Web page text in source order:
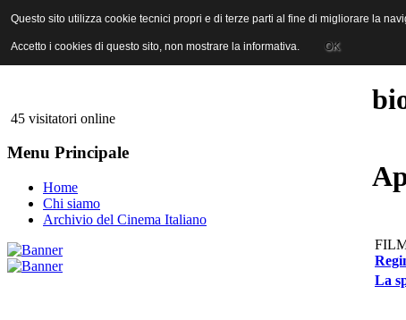
ANICA | Associazione Nazionale Industrie Cinematografiche
45 visitatori online
Menu Principale
Home
Chi siamo
Archivio del Cinema Italiano
La
Questo sito utilizza cookie tecnici propri e di terze parti al fine di migliorare la
Accetto i cookies di questo sito, non mostrare la informativa. OK
Questo sito utilizza cookie tecnici propri e di terze parti al fine di migliorare la
Accetto i cookies di questo sito, non mostrare la informativa. OK